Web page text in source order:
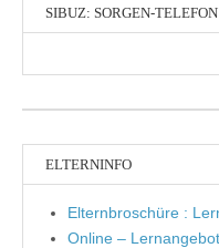
SIBUZ: SORGEN-TELEFON
ELTERNINFO
Elternbroschüre :
Online –